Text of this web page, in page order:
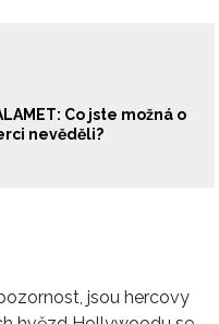
Co jste možná o
nevěděli?
jsou hercovy